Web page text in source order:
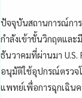
ปัจจุบันสถานการณ์กา
กำลังเข้าขั้นวิกฤตแล
ธันวาคมที่ผ่านมา U.S.
อนุมัติใช้อุปกรณ์ตรวจ
แพทย์เพื่อการฉุกเฉิน